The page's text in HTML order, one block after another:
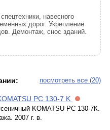
навесного
дорог. Укрепление
Демонтаж, снос зданий.
посмотреть все (20)
PC 130-7 K
KOMATSU PC 130-7К.
2007 г. в.